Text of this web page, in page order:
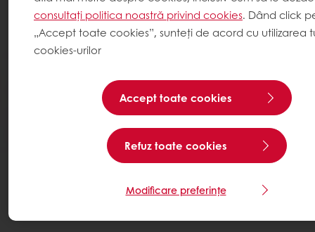
consultați politica noastră privind cookies. Dând click
„Accept toate cookies”, sunteți de acord cu utilizarea
cookies-urilor
Accept toate cookies
Refuz toate cookies
Modificare preferințe